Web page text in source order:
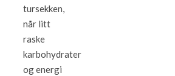
tursekken,
når litt
raske
karbohydrater
og energi